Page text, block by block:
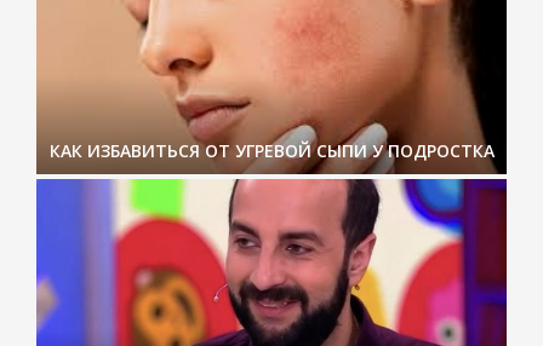
КАК ИЗБАВИТЬСЯ ОТ УГРЕВОЙ СЫПИ У ПОДРОСТКА